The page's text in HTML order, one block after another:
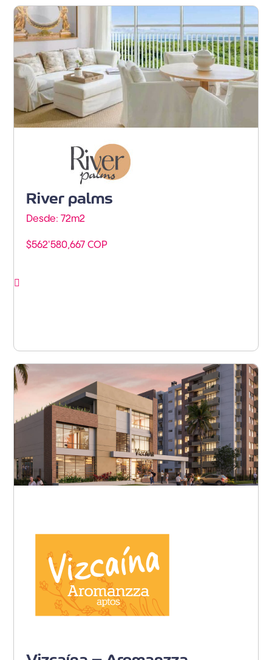
Barranquilla - Norte de
Barranquilla
River palms
Desde: 72m2
$562'580,667 COP